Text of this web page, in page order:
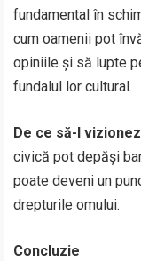
fundamental în
cum oamenii pot
opiniile și să lupte
fundalul lor cultural.
De ce să-l
civică pot depăși
poate deveni un
drepturile omului.
Concluzie